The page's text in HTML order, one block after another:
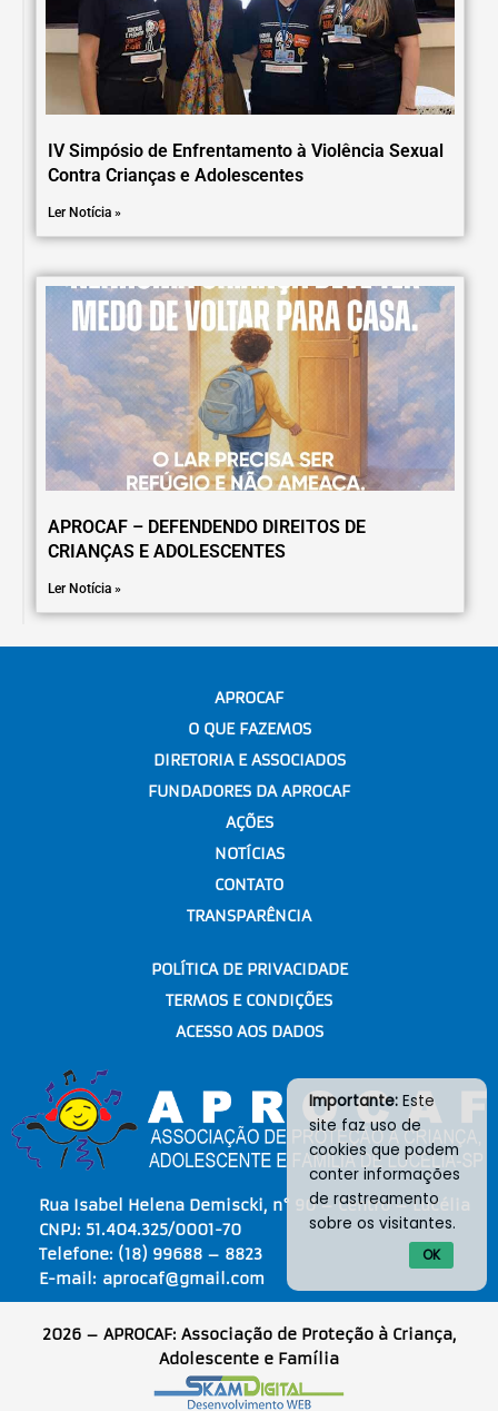
IV Simpósio de Enfrentamento à Violência Sexual
Contra Crianças e Adolescentes
Ler Notícia »
APROCAF – DEFENDENDO DIREITOS DE
CRIANÇAS E ADOLESCENTES
Ler Notícia »
APROCAF
O QUE FAZEMOS
DIRETORIA E ASSOCIADOS
FUNDADORES DA APROCAF
AÇÕES
NOTÍCIAS
CONTATO
TRANSPARÊNCIA
POLÍTICA DE PRIVACIDADE
TERMOS E CONDIÇÕES
ACESSO AOS DADOS
Rua Isabel Helena Demiscki, n° 90 – Centro – Lucélia
CNPJ: 51.404.325/0001-70
Telefone: (18) 99688 – 8823
E-mail: aprocaf@gmail.com
2026 – APROCAF: Associação de Proteção à Criança,
Adolescente e Família
Importante: Este
site faz uso de
cookies que podem
conter informações
de rastreamento
sobre os visitantes.
OK